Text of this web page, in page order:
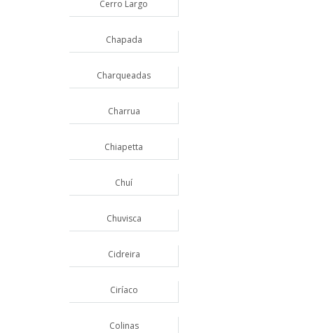
Cerro Largo
Chapada
Charqueadas
Charrua
Chiapetta
Chuí
Chuvisca
Cidreira
Ciríaco
Colinas